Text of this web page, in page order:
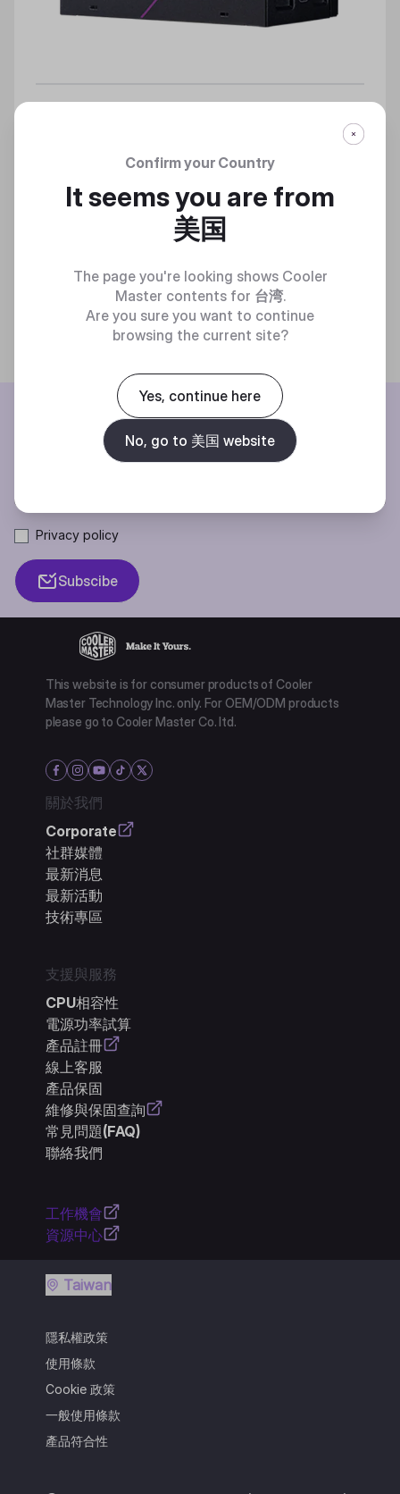
BE THE FIRST TO KNOW
Join our mailing list for special offers, new products and contests.
Privacy policy
Subscibe
This website is for consumer products of Cooler
Master Technology Inc. only. For OEM/ODM products
please go to Cooler Master Co. ltd.
關於我們
Corporate
社群媒體
最新消息
最新活動
技術專區
支援與服務
CPU相容性
電源功率試算
產品註冊
線上客服
產品保固
維修與保固查詢
常見問題(FAQ)
聯絡我們
工作機會
資源中心
隱私權政策
使用條款
Cookie 政策
一般使用條款
產品符合性
Taiwan
Confirm your Country
It seems you are from
美国
The page you're looking shows Cooler
Master contents for 台湾.
Are you sure you want to continue
browsing the current site?
Yes, continue here
No, go to 美国 website